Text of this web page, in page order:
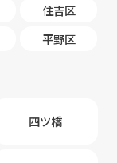
住吉区
平野区
四ツ橋